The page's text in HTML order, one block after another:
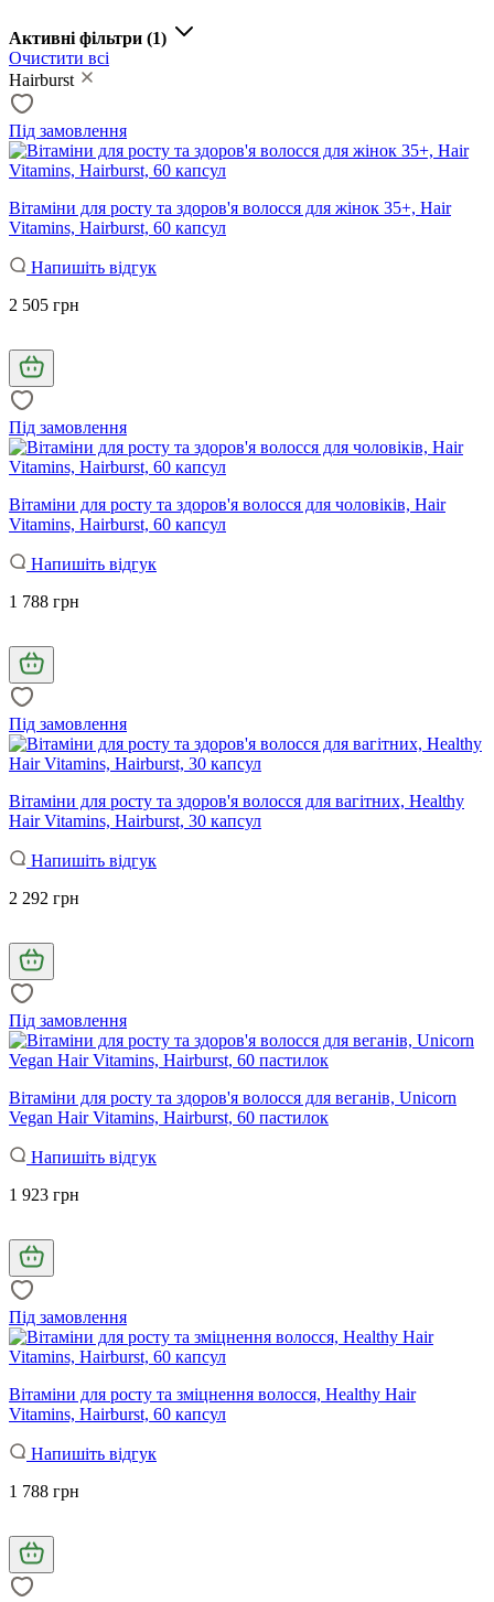
Активні фільтри (1)
Очистити всі
Hairburst
Під замовлення
Вітаміни для росту та здоров'я волосся для жінок 35+, Hair
Vitamins, Hairburst, 60 капсул
Напишіть відгук
2 505 грн
Під замовлення
Вітаміни для росту та здоров'я волосся для чоловіків, Hair
Vitamins, Hairburst, 60 капсул
Напишіть відгук
1 788 грн
Під замовлення
Вітаміни для росту та здоров'я волосся для вагітних, Healthy
Hair Vitamins, Hairburst, 30 капсул
Напишіть відгук
2 292 грн
Під замовлення
Вітаміни для росту та здоров'я волосся для веганів, Unicorn
Vegan Hair Vitamins, Hairburst, 60 пастилок
Напишіть відгук
1 923 грн
Під замовлення
Вітаміни для росту та зміцнення волосся, Healthy Hair
Vitamins, Hairburst, 60 капсул
Напишіть відгук
1 788 грн